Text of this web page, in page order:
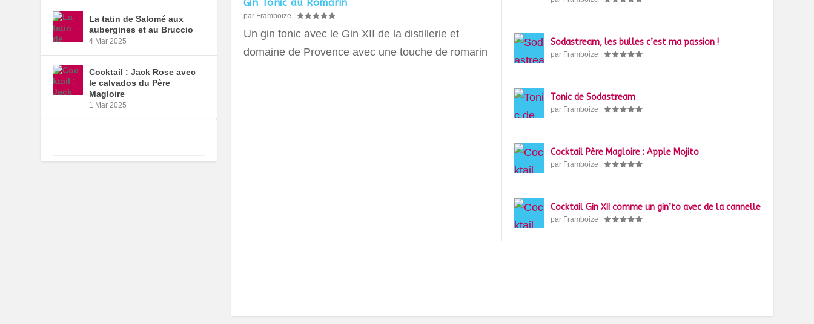
Gin Tonic au Romarin
par Framboize
Un gin tonic avec le Gin XII de la distillerie et
domaine de Provence avec une touche de romarin
Sodastream, les bulles c’est ma passion !
par Framboize |
Tonic de Sodastream
par Framboize |
Cocktail Père Magloire : Apple Mojito
par Framboize |
Cocktail Gin XII comme un gin’to avec de la cannelle
par Framboize |
La tatin de Salomé aux
aubergines et au Bruccio
4 Mar 2025
Cocktail : Jack Rose avec
le calvados du Père
Magloire
1 Mar 2025